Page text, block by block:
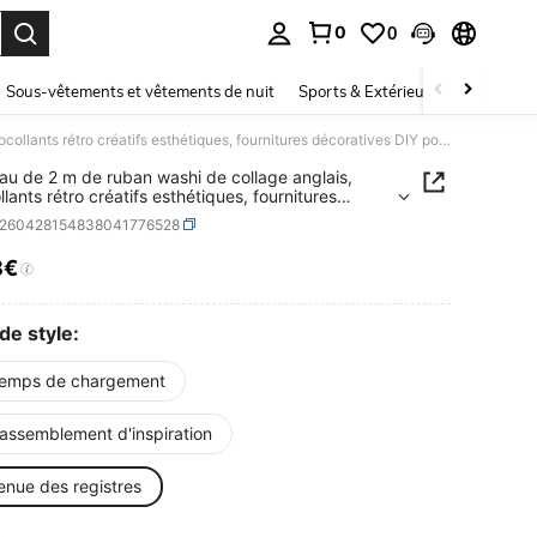
0 0
Sous-vêtements et vêtements de nuit Sports & Extérieur Enfants
1 rouleau de 2 m de ruban washi de collage anglais, autocollants rétro créatifs esthétiques, fournitures décoratives DIY pour scrapbooking, cadeau de vacances, scrapbook personnalisé, papeterie scolaire
de 2 m de ruban washi de collage anglais,
rétro créatifs esthétiques, fournitures
DIY pour scrapbooking, cadeau de
scrapbook personnalisé, papeterie scolaire
AND AVAILABILITY
style:
de chargement
d'inspiration
des registres